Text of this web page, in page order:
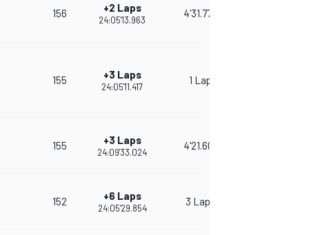
156 +2 Laps
24:05'13.963
4'31.774
155 +3 Laps
24:05'11.417
1 Lap
155 +3 Laps
24:09'33.024
4'21.607
152 +6 Laps
24:05'29.854
3 Laps